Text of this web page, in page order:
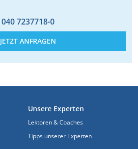
040 7237718-0
JETZT ANFRAGEN
Unsere Experten
Lektoren & Coaches
Tipps unserer Experten